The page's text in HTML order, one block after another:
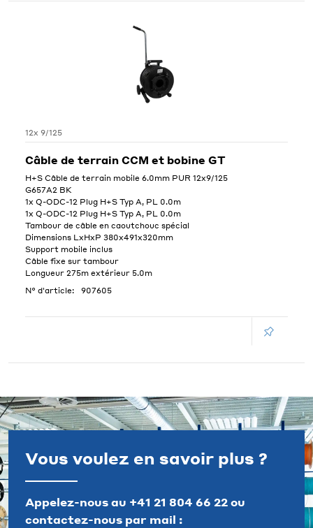
12x 9/125
Câble de terrain CCM et bobine GT
H+S Câble de terrain mobile 6.0mm PUR 12x9/125
G657A2 BK
1x Q-ODC-12 Plug H+S Typ A, PL 0.0m
1x Q-ODC-12 Plug H+S Typ A, PL 0.0m
Tambour de câble en caoutchouc spécial
Dimensions LxHxP 380x491x320mm
Support mobile inclus
Câble fixe sur tambour
Longueur 275m extérieur 5.0m
N° d'article:
907605
Vous voulez en savoir plus ?
Appelez-nous au +41 21 804 66 22ou
contactez-nous par mail :